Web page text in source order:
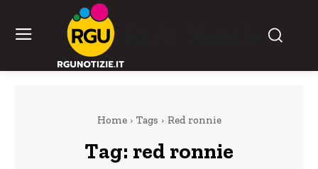
Home Tags Red ronnie
Tag: red ronnie